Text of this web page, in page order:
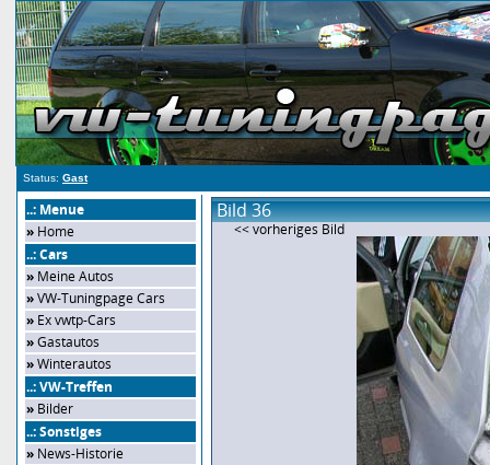
Status: Gast
..: Menue
» Home
..: Cars
» Meine Autos
»VW-Tuningpage Cars
» Ex vwtp-Cars
»Gastautos
»Winterautos
..: VW-Treffen
» Bilder
..: Sonstiges
» News-Historie
Bild 36
<< vorheriges Bild